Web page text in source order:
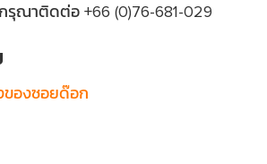
ฟ้าตะวันออก,
รุณาติดต่อ +66 (0)76-681-029
องซอยด๊อก